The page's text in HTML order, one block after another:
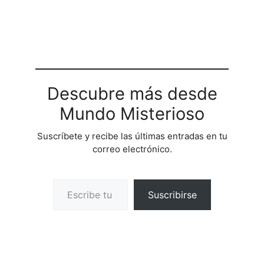
Descubre más desde
Mundo Misterioso
Suscríbete y recibe las últimas entradas en tu
correo electrónico.
Suscribirse